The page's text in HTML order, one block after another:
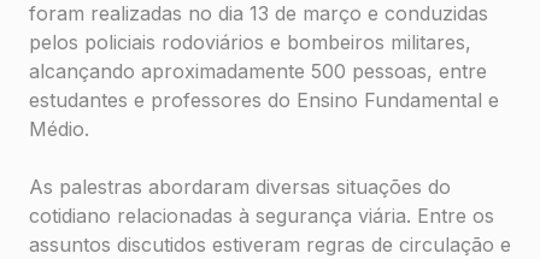
foram realizadas no dia 13 de março e conduzidas
pelos policiais rodoviários e bombeiros militares,
alcançando aproximadamente 500 pessoas, entre
estudantes e professores do Ensino Fundamental e
Médio.
As palestras abordaram diversas situações do
cotidiano relacionadas à segurança viária. Entre os
assuntos discutidos estiveram regras de circulação e